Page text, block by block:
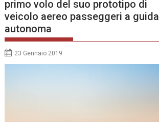
primo volo del suo prototipo di
veicolo aereo passeggeri a guida
autonoma
23 Gennaio 2019